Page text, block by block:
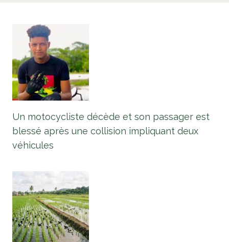
Un motocycliste décède et son passager est
blessé après une collision impliquant deux
véhicules